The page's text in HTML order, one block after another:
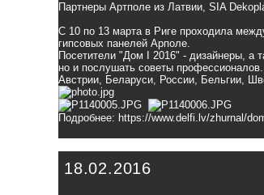
Партнеры Артполе из Латвии, SIA
С 10 по 13 марта в Риге проходила
гипсовых панелей Арполе.
Посетители "Дом I 2016" - дизайнеры, а
но и послушать советы
Австрии, Беларуси, России, Бельгии,
Подробнее: https://www.delfi.lv/zhurnal/
18.02.2016